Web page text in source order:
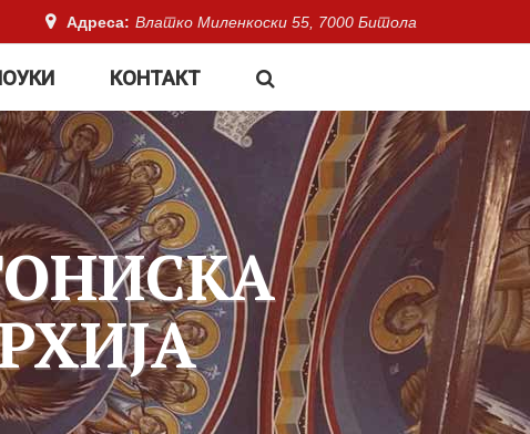
Адреса: Влатко Миленкоски 55, 7000 Битола
КОНТАКТ